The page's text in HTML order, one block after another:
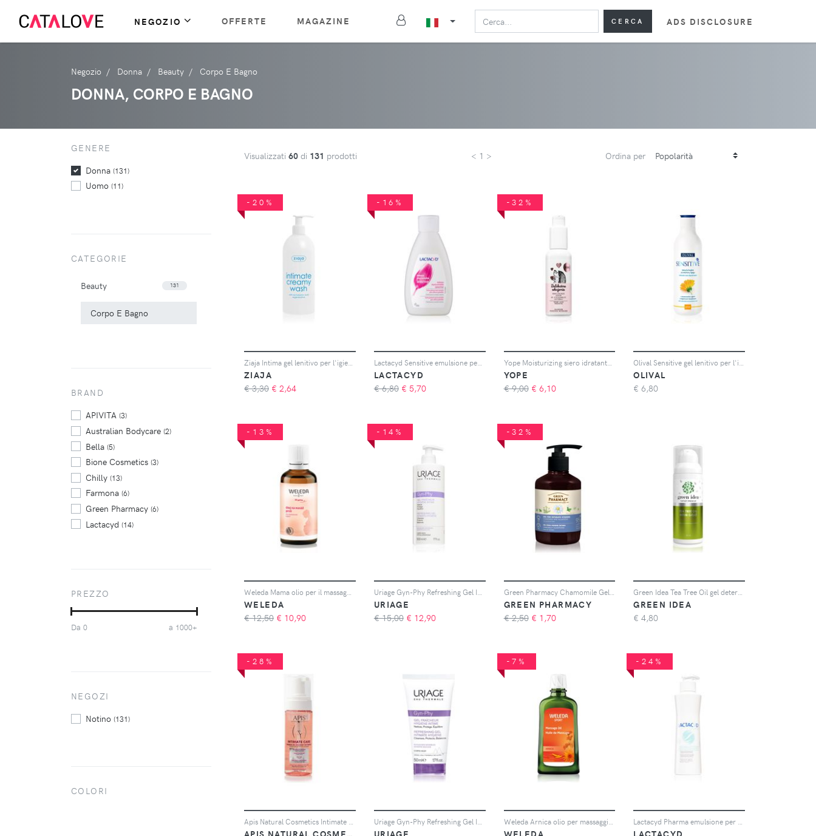
NEGOZIO OFFERTE MAGAZINE CERCA ADS DISCLOSURE
Negozio Donna Beauty Corpo E Bagno
DONNA, CORPO E BAGNO
Visualizzati 60 di 131 prodotti < 1 > Ordina per
-20%
Ziaja Intima gel lenitivo per l'igiene intima 500 ml
ZIAJA
€ 3,30 € 2,64
-16%
Lactacyd Sensitive emulsione per l'igiene intima 200 ml
LACTACYD
€ 6,80 € 5,70
-32%
Yope Moisturizing siero idratante per le parti intime 50 ml
YOPE
€ 9,00 € 6,10
Olival Sensitive gel lenitivo per l'igiene intima 250 ml
OLIVAL
€ 6,80
-13%
Weleda Mama olio per il massaggio del petto 50 ml
WELEDA
€ 12,50 € 10,90
-14%
Uriage Gyn-Phy Refreshing Gel Intimate Hygiene gel rinfrescante per l'igiene intima 500 ml
URIAGE
€ 15,00 € 12,90
-32%
Green Pharmacy Chamomile Gel for Intimate Hygiene gel per l'igiene intima per pelli sensibili 370 ml
GREEN PHARMACY
€ 2,50 € 1,70
Green Idea Tea Tree Oil gel detergente delicato per le parti intime 50 ml
GREEN IDEA
€ 4,80
-28%
Apis Natural Cosmetics Intimate Care mousse detergente delicata per l'igiene intima 150 ml Uriage Gyn-Phy Refreshing Gel Intimate Hygiene gel rinfrescante per l'igiene intima 50 ml
-7%
Weleda Arnica olio per massaggi 200 ml
-24%
Lactacyd Pharma emulsione per l'igiene intima 250 ml
GENERE
Donna (131)
Uomo (11)
CATEGORIE
Beauty 131
Corpo E Bagno
BRAND
APIVITA (3)
Australian Bodycare (2)
Bella (5)
Bione Cosmetics (3)
Chilly (13)
Farmona (6)
Green Pharmacy (6)
Lactacyd (14)
Sister's Aroma
Yope(4)
PREZZO
Da 0 a 1000+
NEGOZI
Notino (131)
COLORI